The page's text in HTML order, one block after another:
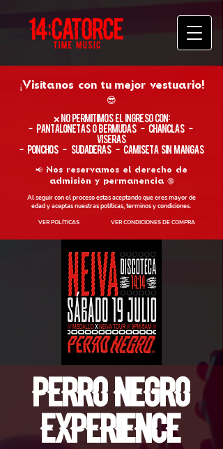
¡Visítanos con tu mejor vestuario!
😎
​❌ No permitimos el ingreso con:
- Pantalonetas o Bermudas - Chanclas -
Viseras
- Ponchos - Sudaderas - Camiseta sin Mangas
📢 Nos reservamos el derecho de
admisión y permanencia 🔞
Al seguir con el proceso estas aceptando que eres mayor de
edad y aceptas nuestras políticas, terminos y condiciones.
VER POLÍTICAS VER CONDICIONES DE COMPRA
Perro Negro
Experience